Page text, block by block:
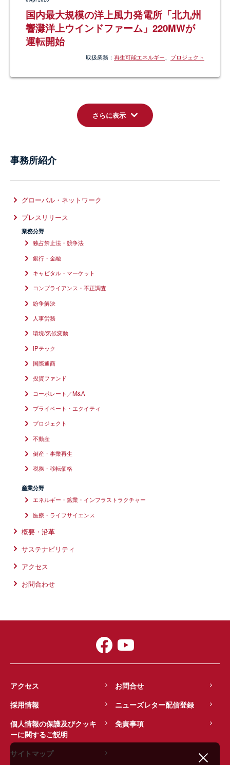
国内最大規模の洋上風力発電所「北九州
響灘洋上ウインドファーム」220MWが
運転開始
取扱業務： 再生可能エネルギー、 プロジェクト
さらに表示
事務所紹介
グローバル・ネットワーク
プレスリリース
業務分野
独占禁止法・競争法
銀行・金融
キャピタル・マーケット
コンプライアンス・不正調査
紛争解決
人事労務
環境/気候変動
IPテック
国際通商
投資ファンド
コーポレート／M&A
プライベート・エクイティ
プロジェクト
不動産
倒産・事業再生
税務・移転価格
産業分野
エネルギー・鉱業・インフラストラクチャー
医療・ライフサイエンス
概要・沿革
サステナビリティ
アクセス
お問合わせ
アクセス
お問合せ
採用情報
ニューズレター配信登録
個人情報の保護及びクッキ
ーに関するご説明
免責事項
サイトマップ